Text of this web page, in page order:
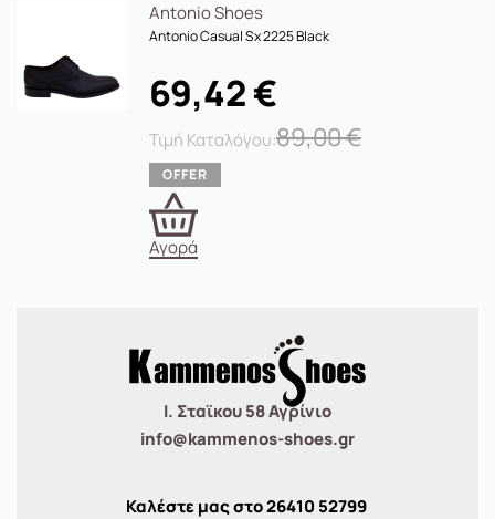
Antonio Shoes
Antonio Casual Sx 2225 Black
89,00€
69,42€
Αγορά
Ι. Σταϊκου 58 Αγρίνιο
info@kammenos-shoes.gr
Καλέστε μας στο26410 52799